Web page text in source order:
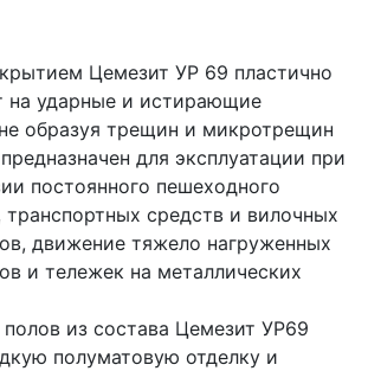
Цемезит УР 69 пластично
на ударные и истирающие
образуя трещин и микротрещин
для эксплуатации при
постоянного пешеходного
средств и вилочных
движение тяжело нагруженных
и тележек на металлических
из состава Цемезит УР69
полуматовую отделку и